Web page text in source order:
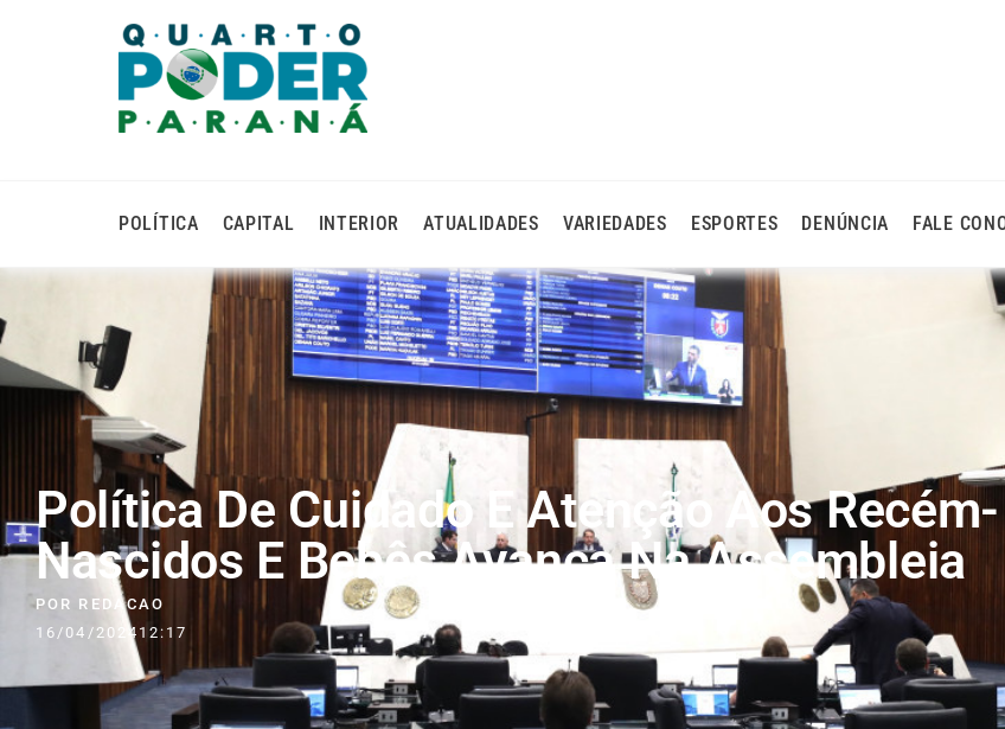
POLÍTICA CAPITAL INTERIOR ATUALIDADES VARIEDADES ESPORTES DENÚNCIA FALE
Política De Cuidado E Atenção Aos Recém-
Nascidos E Bebês Avança Na Assembleia
POR REDACAO
16/04/2024 12:17